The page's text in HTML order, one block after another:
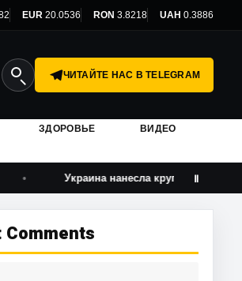
EUR 20.0536 RON 3.8218 UAH 0.3886
ЧИТАЙТЕ НАС В TELEGRAM
ЗДОРОВЬЕ ВИДЕО
Украина нанесла крупнейший удар дронами
Ⅱ
Comments